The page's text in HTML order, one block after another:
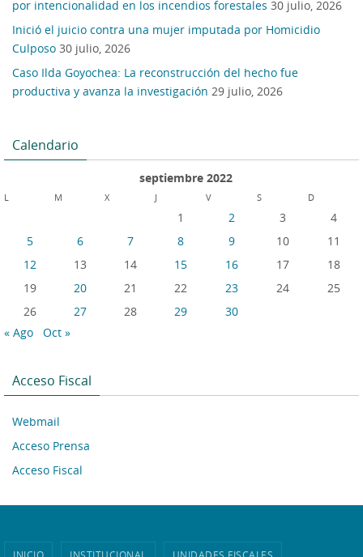
por intencionalidad en los incendios forestales 30 julio, 2026
Inició el juicio contra una mujer imputada por Homicidio
Culposo 30 julio, 2026
Caso Ilda Goyochea: La reconstrucción del hecho fue
productiva y avanza la investigación 29 julio, 2026
Calendario
septiembre 2022
L M X J V S D
1 2 3
4
5
6 7 8 9 10
11
12
13 14 15 16 17
18
19
20 21 22 23 24
25
26
27 28 29
30
« Ago
Oct »
Acceso Fiscal
Webmail
Acceso Prensa
Acceso Fiscal